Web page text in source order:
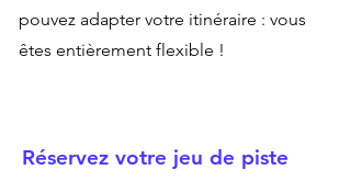
pouvez adapter votre itinéraire : vous
êtes entièrement flexible !
Réservez votre jeu de piste